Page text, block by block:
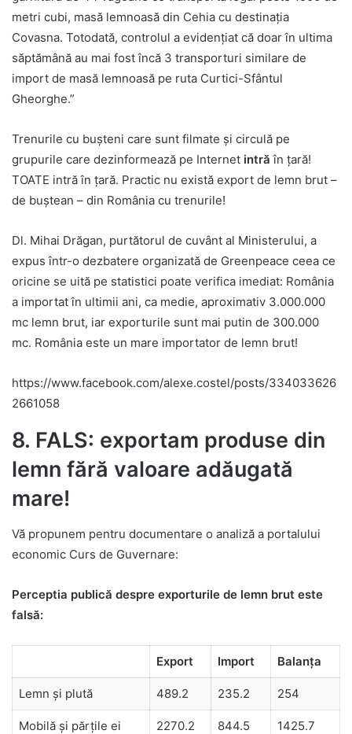
metri cubi, masă lemnoasă din Cehia cu destinația
Covasna. Totodată, controlul a evidențiat că doar în ultima
săptămână au mai fost încă 3 transporturi similare de
import de masă lemnoasă pe ruta Curtici-Sfântul
Gheorghe.”
Trenurile cu bușteni care sunt filmate și circulă pe
grupurile care dezinformează pe Internet intră în țară!
TOATE intră în țară. Practic nu există export de lemn brut –
de buștean – din România cu trenurile!
Dl. Mihai Drăgan, purtătorul de cuvânt al Ministerului, a
expus într-o dezbatere organizată de Greenpeace ceea ce
oricine se uită pe statistici poate verifica imediat: România
a importat în ultimii ani, ca medie, aproximativ 3.000.000
mc lemn brut, iar exporturile sunt mai putin de 300.000
mc. România este un mare importator de lemn brut!
https://www.facebook.com/alexe.costel/posts/334033626
2661058
8. FALS: exportam produse din
lemn fără valoare adăugată
mare!
Vă propunem pentru documentare o analiză a portalului
economic Curs de Guvernare:
Perceptia publică despre exporturile de lemn brut este
falsă:
Export Import Balanța
Lemn și plută 489.2 235.2 254
Mobilă și părțile ei 2270.2 844.5 1425.7